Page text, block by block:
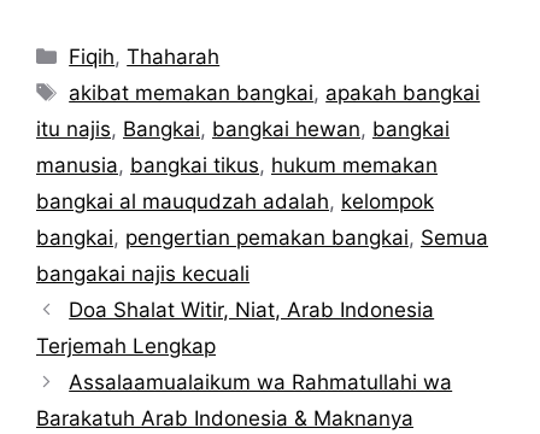
Kategori
Fiqih,Thaharah
Tag
akibat memakan bangkai, apakah bangkai
itu najis, Bangkai, bangkai hewan, bangkai
manusia, bangkai tikus, hukum memakan
bangkai al mauqudzah adalah, kelompok
bangkai, pengertian pemakan bangkai, Semua
bangakai najis kecuali
Doa Shalat Witir, Niat, Arab Indonesia
Terjemah Lengkap
Assalaamualaikum wa Rahmatullahi wa
Barakatuh Arab Indonesia & Maknanya